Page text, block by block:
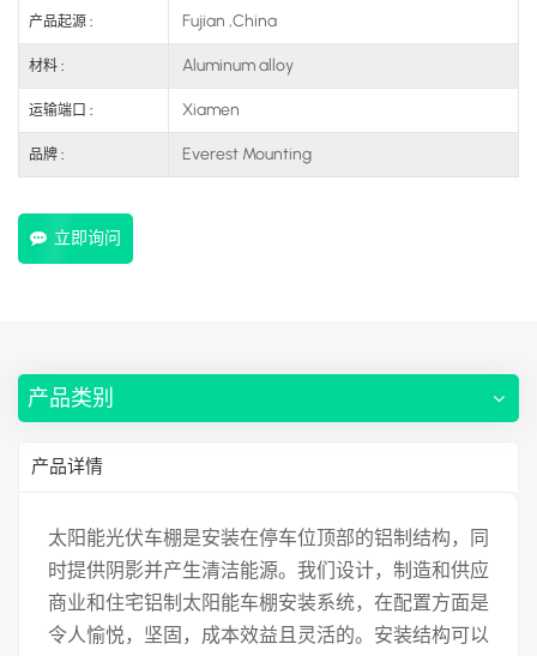
产品起源 : Fujian ,China
材料 : Aluminum alloy
运输端口 : Xiamen
品牌 : Everest Mounting
立即询问
产品类别
产品详情
太阳能光伏车棚是安装在停车位顶部的铝制结构，同
时提供阴影并产生清洁能源。我们设计，制造和供应
商业和住宅铝制太阳能车棚安装系统，在配置方面是
令人愉悦，坚固，成本效益且灵活的。安装结构可以